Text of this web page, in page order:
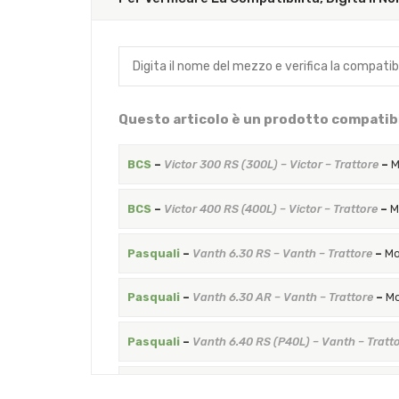
Questo articolo è un prodotto
BCS– Victor 300 RS (300L) – Victor – Trattore–
BCS– Victor 400 RS (400L) – Victor – Trattore–
Pasquali– Vanth 6.30 RS – Vanth – Trattore–
Pasquali– Vanth 6.30 AR – Vanth – Trattore–
Pasquali– Vanth 6.40 RS (P40L) – Vanth –